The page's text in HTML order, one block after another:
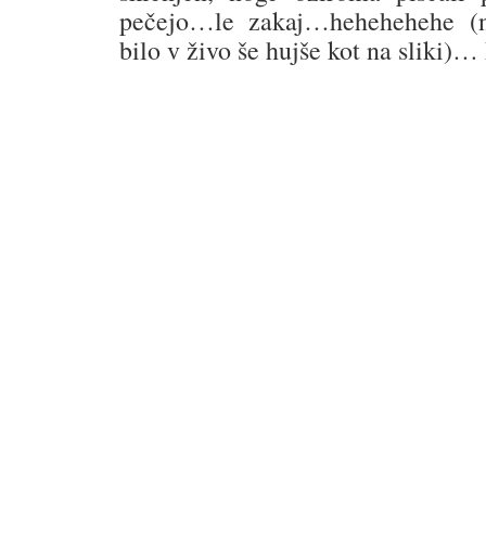
pečejo…le zakaj…hehehehehe
bilo v živo še hujše kot na